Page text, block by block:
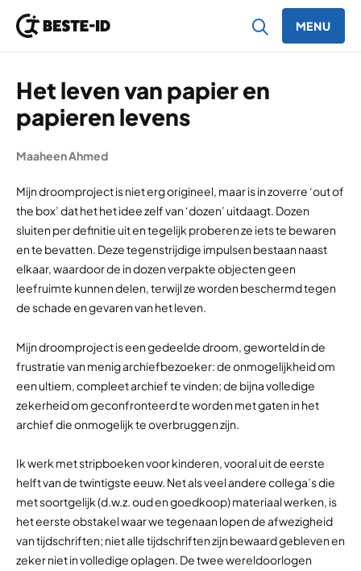
MENU
Het leven van papier en
papieren levens
Maaheen Ahmed
Mijn droomproject is niet erg origineel, maar is in zoverre ‘out of
the box’ dat het het idee zelf van ‘dozen’ uitdaagt. Dozen
sluiten per definitie uit en tegelijk proberen ze iets te bewaren
en te bevatten. Deze tegenstrijdige impulsen bestaan naast
elkaar, waardoor de in dozen verpakte objecten geen
leefruimte kunnen delen, terwijl ze worden beschermd tegen
de schade en gevaren van het leven.
Mijn droomproject is een gedeelde droom, geworteld in de
frustratie van menig archiefbezoeker: de onmogelijkheid om
een ultiem, compleet archief te vinden; de bijna volledige
zekerheid om geconfronteerd te worden met gaten in het
archief die onmogelijk te overbruggen zijn.
Ik werk met stripboeken voor kinderen, vooral uit de eerste
helft van de twintigste eeuw. Net als veel andere collega’s die
met soortgelijk (d.w.z. oud en goedkoop) materiaal werken, is
het eerste obstakel waar we tegenaan lopen de afwezigheid
van tijdschriften; niet alle tijdschriften zijn bewaard gebleven en
zeker niet in volledige oplagen. De twee wereldoorlogen